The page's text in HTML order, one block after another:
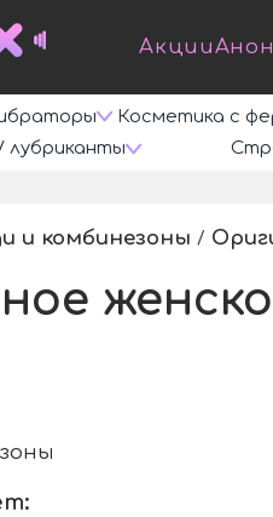
Акции
Косметика с
лубриканты
и комбинезоны /